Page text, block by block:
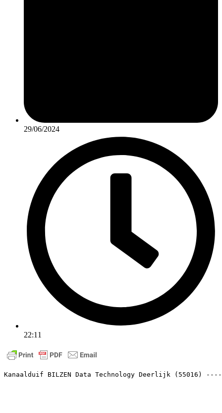
29/06/2024
22:11
Kanaalduif BILZEN Data Technology Deerlijk (55016)